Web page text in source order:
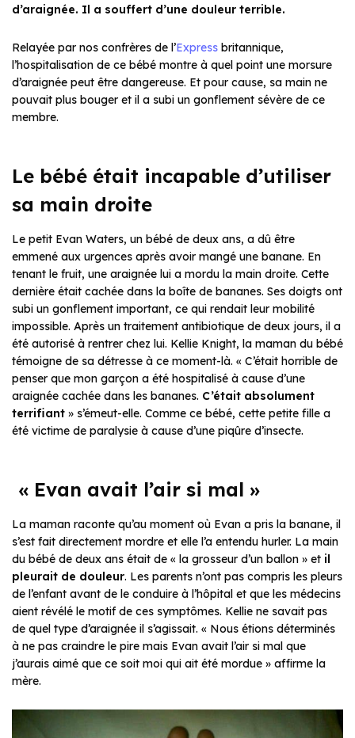
d’araignée. Il a souffert d’une douleur terrible.
Relayée par nos confrères de l’Express britannique,
l’hospitalisation de ce bébé montre à quel point une morsure
d’araignée peut être dangereuse. Et pour cause, sa main ne
pouvait plus bouger et il a subi un gonflement sévère de ce
membre.
Le bébé était incapable d’utiliser
sa main droite
Le petit Evan Waters, un bébé de deux ans, a dû être
emmené aux urgences après avoir mangé une banane. En
tenant le fruit, une araignée lui a mordu la main droite. Cette
dernière était cachée dans la boîte de bananes. Ses doigts ont
subi un gonflement important, ce qui rendait leur mobilité
impossible. Après un traitement antibiotique de deux jours, il a
été autorisé à rentrer chez lui. Kellie Knight, la maman du bébé
témoigne de sa détresse à ce moment-là. « C’était horrible de
penser que mon garçon a été hospitalisé à cause d’une
araignée cachée dans les bananes. C’était absolument
terrifiant » s’émeut-elle. Comme ce bébé, cette petite fille a
été victime de paralysie à cause d’une piqûre d’insecte.
« Evan avait l’air si mal »
La maman raconte qu’au moment où Evan a pris la banane, il
s’est fait directement mordre et elle l’a entendu hurler. La main
du bébé de deux ans était de « la grosseur d’un ballon » et il
pleurait de douleur. Les parents n’ont pas compris les pleurs
de l’enfant avant de le conduire à l’hôpital et que les médecins
aient révélé le motif de ces symptômes. Kellie ne savait pas
de quel type d’araignée il s’agissait. « Nous étions déterminés
à ne pas craindre le pire mais Evan avait l’air si mal que
j’aurais aimé que ce soit moi qui ait été mordue » affirme la
mère.